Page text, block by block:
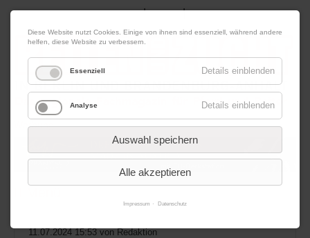
09. August 2026 Impressum|Kontakt|Datenschutz
Werbung
11.07.2024 15:53 von Redaktion
Diese Website nutzt Cookies. Einige von ihnen sind essenziell, während andere
helfen, diese Website zu verbessern.
Essenziell Details einblenden
Analyse Details einblenden
Auswahl speichern
Alle akzeptieren
Impressum Datenschutz